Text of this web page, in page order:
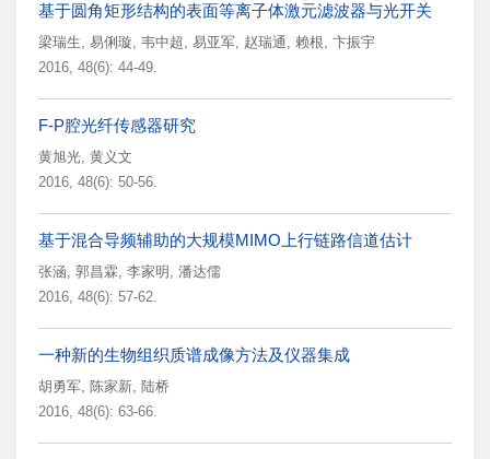
基于圆角矩形结构的表面等离子体激元滤波器与光开关
梁瑞生, 易俐璇, 韦中超, 易亚军, 赵瑞通, 赖根, 卞振宇
2016, 48(6): 44-49.
F-P腔光纤传感器研究
黄旭光, 黄义文
2016, 48(6): 50-56.
基于混合导频辅助的大规模MIMO上行链路信道估计
张涵, 郭昌霖, 李家明 , 潘达儒
2016, 48(6): 57-62.
一种新的生物组织质谱成像方法及仪器集成
胡勇军, 陈家新, 陆桥
2016, 48(6): 63-66.